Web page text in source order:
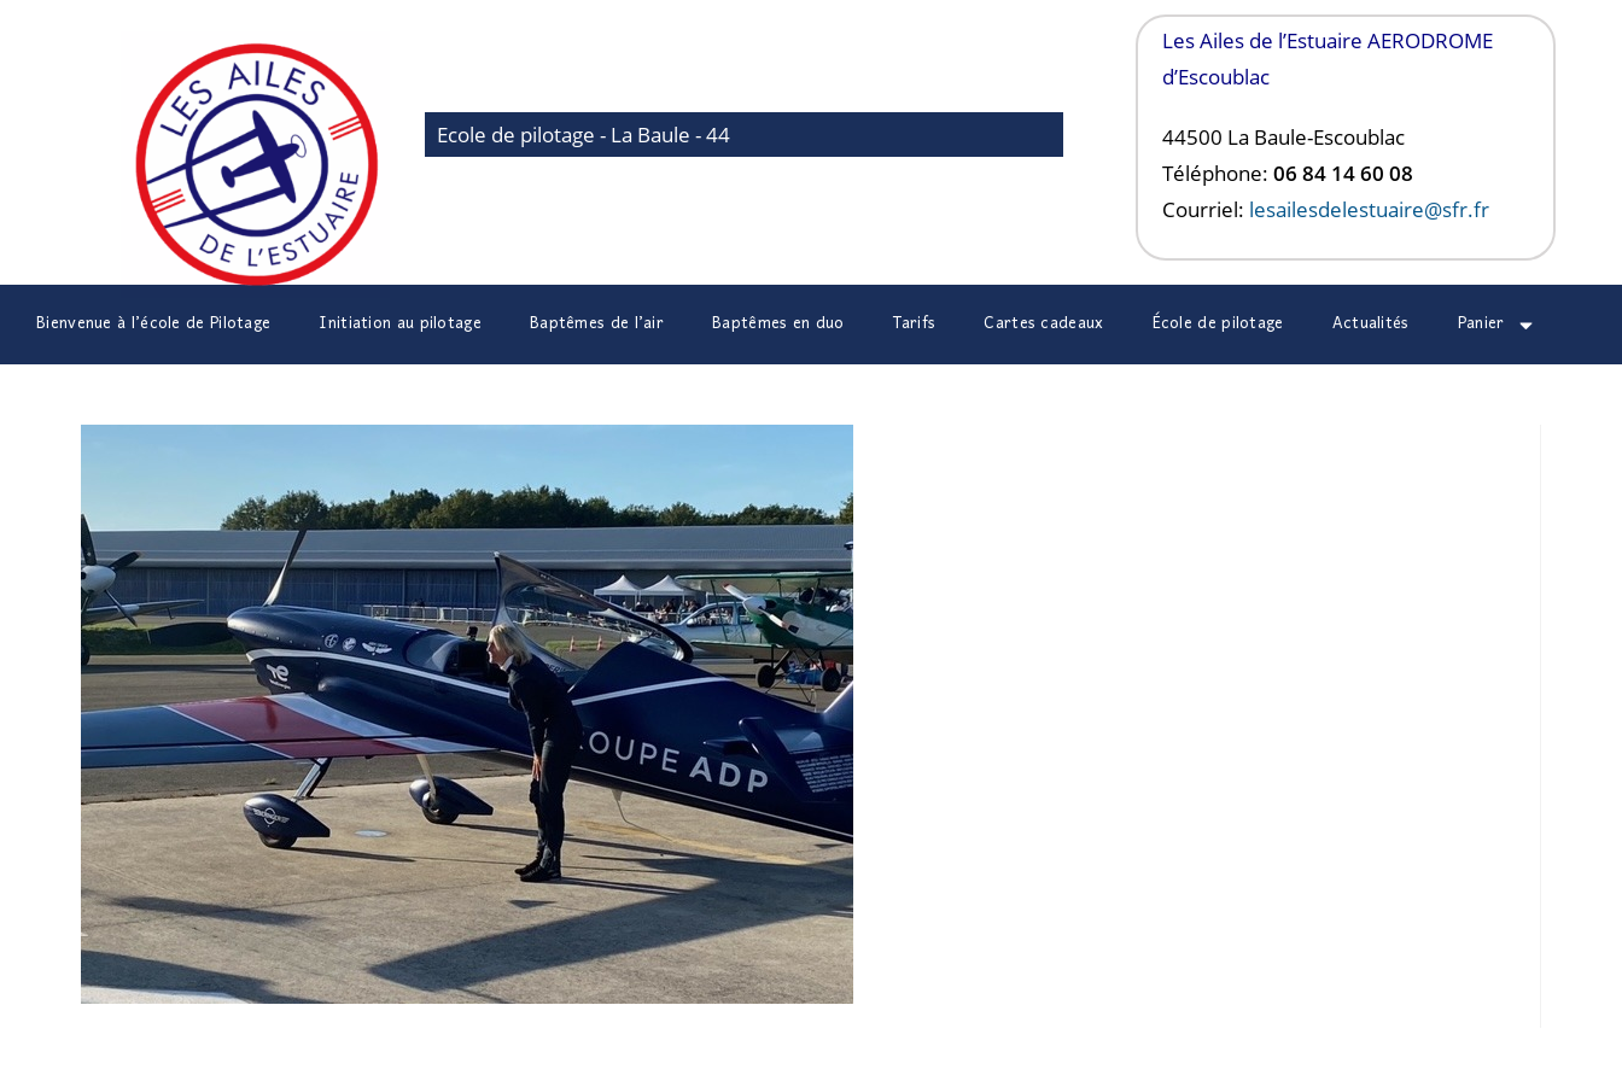
Ecole de pilotage - La Baule - 44
Les Ailes de l’Estuaire AERODROME
d’Escoublac
44500 La Baule-Escoublac
Téléphone:06 84 14 60 08
Courriel: lesailesdelestuaire@sfr.fr
Bienvenue à l’école de Pilotage Initiation au pilotage Baptêmes de l’air Baptêmes en duo Tarifs Cartes cadeaux École de pilotage Actualités Panier